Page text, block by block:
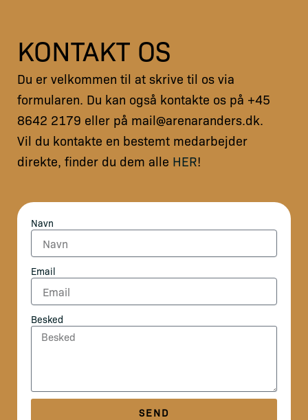
KONTAKT OS
Du er velkommen til at skrive til os via
formularen. Du kan også kontakte os på +45
8642 2179 eller på mail@arenaranders.dk.
Vil du kontakte en bestemt medarbejder
direkte, finder du dem alle HER!
Navn
Email
Besked
SEND